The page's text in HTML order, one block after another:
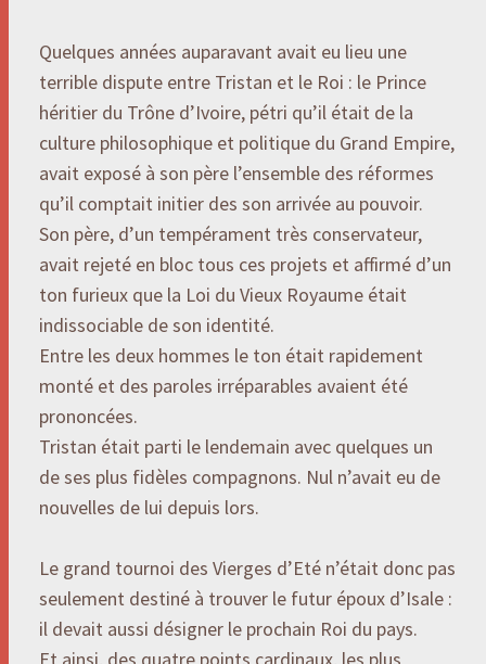
Quelques années auparavant avait eu lieu une
terrible dispute entre Tristan et le Roi : le Prince
héritier du Trône d’Ivoire, pétri qu’il était de la
culture philosophique et politique du Grand Empire,
avait exposé à son père l’ensemble des réformes
qu’il comptait initier des son arrivée au pouvoir.
Son père, d’un tempérament très conservateur,
avait rejeté en bloc tous ces projets et affirmé d’un
ton furieux que la Loi du Vieux Royaume était
indissociable de son identité.
Entre les deux hommes le ton était rapidement
monté et des paroles irréparables avaient été
prononcées.
Tristan était parti le lendemain avec quelques un
de ses plus fidèles compagnons. Nul n’avait eu de
nouvelles de lui depuis lors.
Le grand tournoi des Vierges d’Eté n’était donc pas
seulement destiné à trouver le futur époux d’Isale :
il devait aussi désigner le prochain Roi du pays.